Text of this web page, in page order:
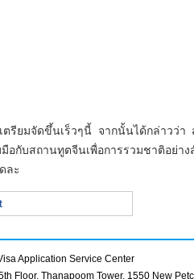
รียมจัดขึ้นเร็วๆนี้ จากนั้นได้กล่าวว่า
อกับสถานทูตจีนเพื่อการรวมชาติอย่าง
ละ
Application Service Center
Floor, Thanapoom Tower, 1550 New